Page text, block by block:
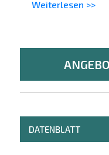
Weiterlesen >>
DATENBLATT